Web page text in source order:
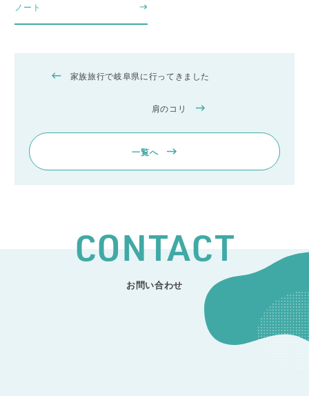
ノート
家族旅行で岐阜県に行ってきました
肩のコリ
一覧へ
CONTACT
お問い合わせ